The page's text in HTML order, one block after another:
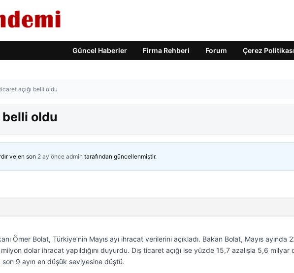
Güncel Haberler Firma Rehberi Forum Çerez Politikası
açığı belli oldu
belli oldu
ve en son 2 ay önce admin tarafından güncellenmiştir.
Ömer Bolat, Türkiye’nin Mayıs ayı ihracat verilerini açıkladı. Bakan Bolat, Mayıs ayında
dolar ihracat yapıldığını duyurdu. Dış ticaret açığı ise yüzde 15,7 azalışla 5,6 milyar
9 ayın en düşük seviyesine düştü.